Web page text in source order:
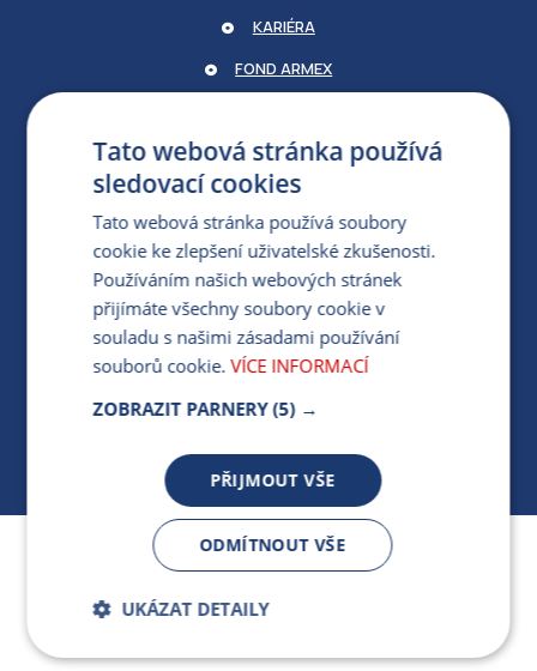
Jsme součástí skupiny ARMEX a členem Asociace
nezávislých dodavatelů energií.
KARIÉRA
FOND ARMEX
PARTNERSKÝ PORTÁL
PRO MÉDIA
MÁM DOTAZ KE STÁVAJÍCÍ SMLOUVĚ
412 154 154
PO-PÁ 7:30-17:00
Tato webová stránka používá
sledovací cookies
Tato webová stránka používá soubory
cookie ke zlepšení uživatelské zkušenosti.
Používáním našich webových stránek
přijímáte všechny soubory cookie v
souladu s našimi zásadami používání
souborů cookie. VÍCE INFORMACÍ
ZOBRAZIT PARNERY (5) →
PŘIJMOUT VŠE
ODMÍTNOUT VŠE
UKÁZAT DETAILY
Bezpodmínečně
Výkonnostní